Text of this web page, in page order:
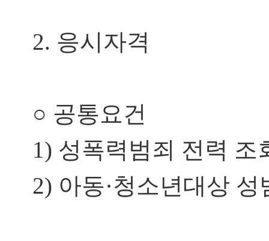
2. 응시자격
○ 공통요건
1) 성폭력범죄 전력 조
2) 아동·청소년대상 성